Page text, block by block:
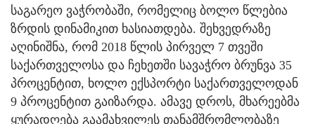
საგარეო ვაჭრობაში, რომელიც ბოლო წლებია
ზრდის დინამიკით ხასიათდება. შეხვედრაზე
აღინიშნა, რომ 2018 წლის პირველ 7 თვეში
საქართველოსა და ჩეხეთში სავაჭრო ბრუნვა 35
პროცენტით, ხოლო ექსპორტი საქართველოდან
9 პროცენტით გაიზარდა. ამავე დროს, მხარეებმა
ყურადღება გაამახვილეს თანამშრომლობაზე